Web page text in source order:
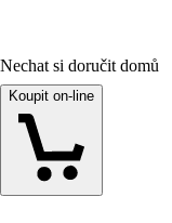
Nechat si doručit domů
Koupit on-line